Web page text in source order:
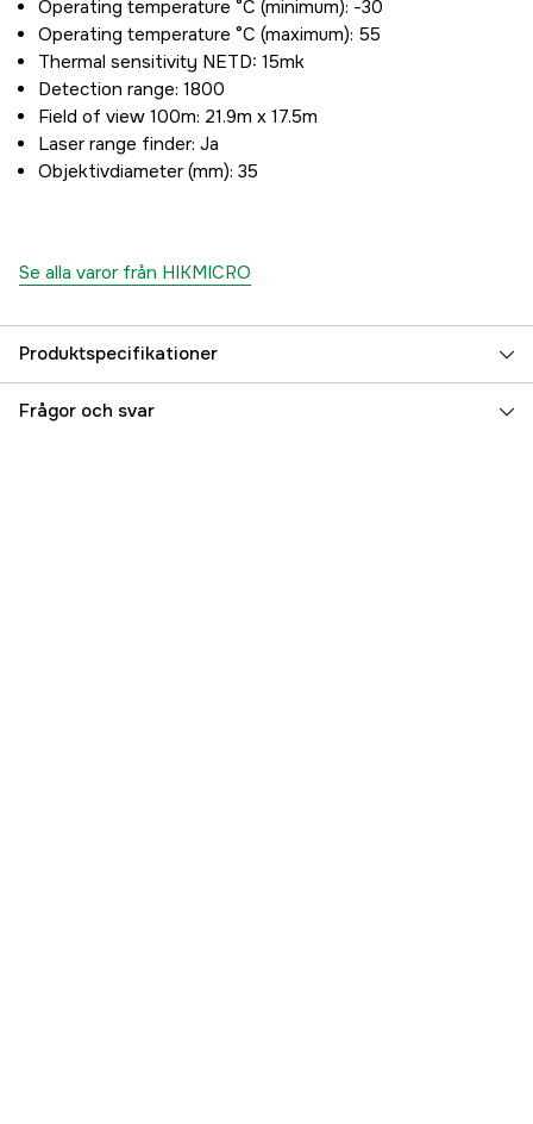
Operating temperature °C (minimum): -30
Operating temperature °C (maximum): 55
Thermal sensitivity NETD: 15mk
Detection range: 1800
Field of view 100m: 21.9m x 17.5m
Laser range finder: Ja
Objektivdiameter (mm): 35
Se alla varor från HIKMICRO
Produktspecifikationer
Serie Stellar
Frågor och svar